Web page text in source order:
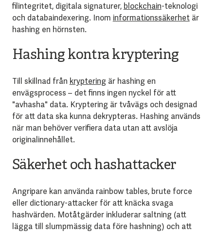
filintegritet, digitala signaturer, blockchain-teknologi
och databaindexering. Inom informationssäkerhetär
hashing en hörnsten.
Hashing kontra kryptering
Till skillnad från kryptering är hashing en
envägsprocess – det finns ingen nyckel för att
"avhasha" data. Kryptering är tvåvägs och designad
för att data ska kunna dekrypteras. Hashing används
när man behöver verifiera data utan att avslöja
originalinnehållet.
Säkerhet och hashattacker
Angripare kan använda rainbow tables, brute force
eller dictionary-attacker för att knäcka svaga
hashvärden. Motåtgärder inkluderar saltning (att
lägga till slumpmässig data före hashning) och att